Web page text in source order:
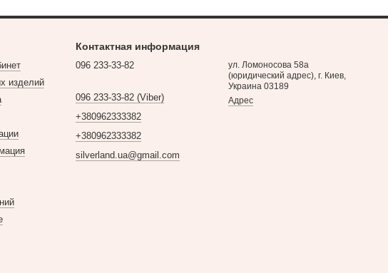
изделий
Контактная информация
096 233-33-82
096 233-33-82 (Viber)
+380962333382
+380962333382
silverland.ua@gmail.com
ул. Ломоносова 58а
(юридический адрес), г. Киев,
Украина 03189
Адрес